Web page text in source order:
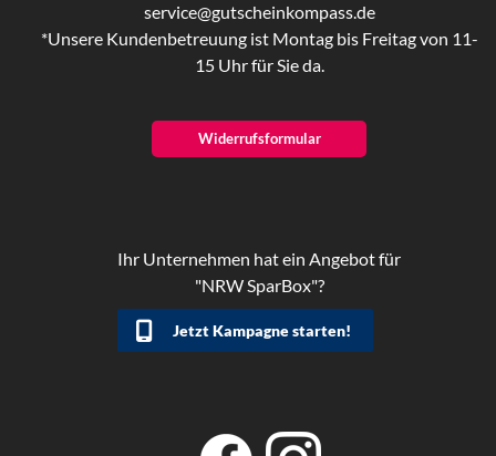
service@gutscheinkompass.de
*Unsere Kundenbetreuung ist Montag bis Freitag von 11-
15 Uhr für Sie da.
Widerrufsformular
Ihr Unternehmen hat ein Angebot für
"NRW SparBox"?
Jetzt Kampagne starten!